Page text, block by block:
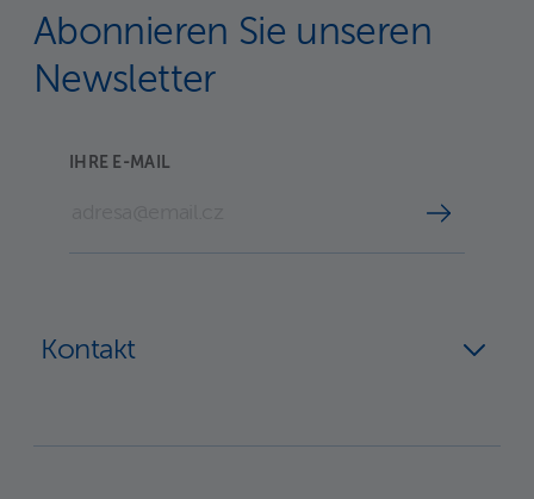
Abonnieren Sie unseren
Newsletter
IHRE E-MAIL
Kontakt